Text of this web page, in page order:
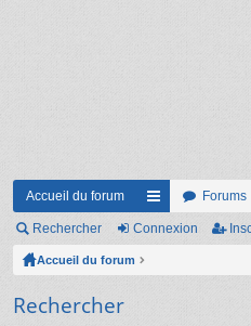
Accueil du forum
ac
Forums
Rechercher Connexion
Accueil du forum
Rechercher